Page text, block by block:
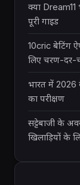
क्या
पूरी गाइड
10cric बेटिंग
लिए चरण-दर-
भारत में 2026
का परीक्षण
सट्टेबाजी के
खिलाड़ियों के